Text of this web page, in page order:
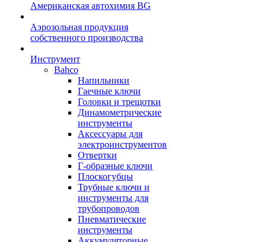
Американская автохимия BG
Аэрозольная продукция
собственного производства
Инструмент
Bahco
Напильники
Гаечные ключи
Головки и трещотки
Динамометрические
инструменты
Аксессуары для
электроинструментов
Отвертки
Г-образные ключи
Плоскогубцы
Трубные ключи и
инструменты для
трубопроводов
Пневматические
инструменты